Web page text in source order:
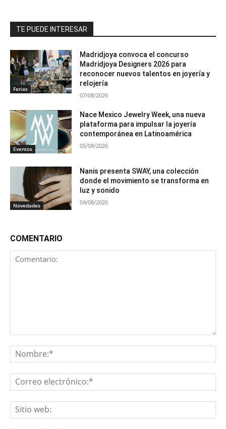
TE PUEDE INTERESAR
Ferias
Madridjoya convoca el concurso
Madridjoya Designers 2026 para
reconocer nuevos talentos en joyería y
relojería
07/08/2026
Eventos
Nace Mexico Jewelry Week, una nueva
plataforma para impulsar la joyería
contemporánea en Latinoamérica
05/08/2026
Novedades
Nanis presenta SWAY, una colección
donde el movimiento se transforma en
luz y sonido
04/08/2026
COMENTARIO